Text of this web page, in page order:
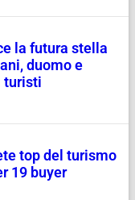
la futura stella
duomo e
turisti
top del turismo
19 buyer